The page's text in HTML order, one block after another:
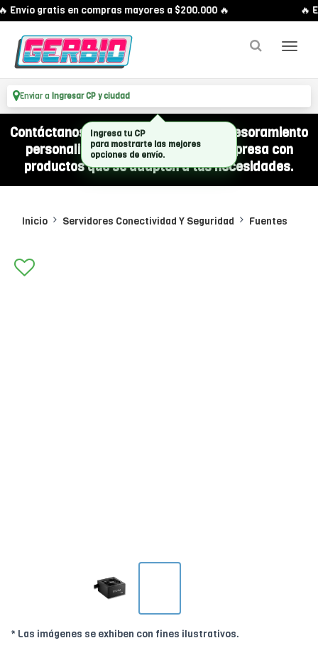
Envío gratis en compras mayores a $200.000 🔥 🔥
Enviar a Ingresar CP y ciudad
Contáctanos por WhatsApp y recibí asesoramiento
personalizado para equipar a tu empresa con
productos que se adapten a tus necesidades.
Inicio Servidores Conectividad Y Seguridad Fuentes
* Las imágenes se exhiben con fines ilustrativos.